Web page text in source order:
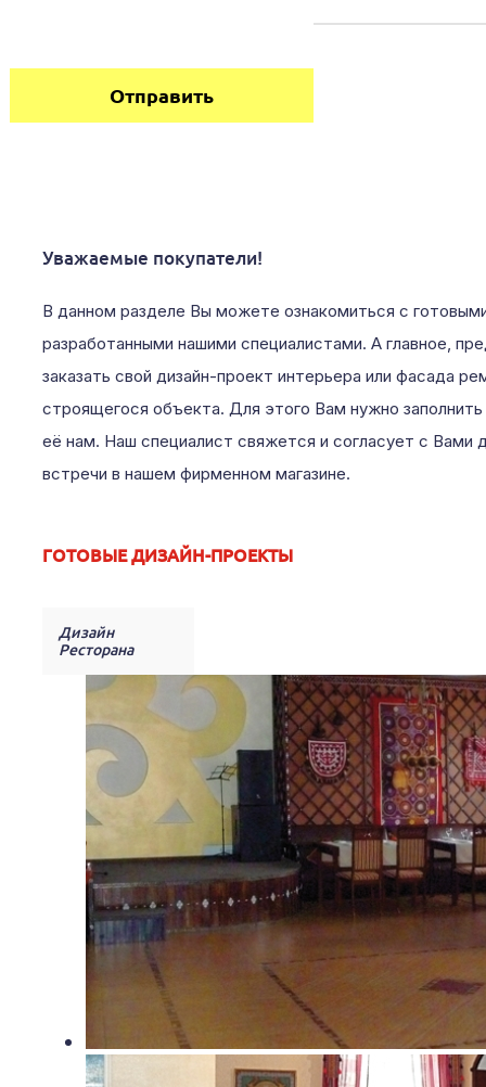
Отправить
Уважаемые покупатели!
В данном разделе Вы можете ознакомиться с
разработанными нашими специалистами. А главное,
заказать свой дизайн-проект интерьера или фасада
строящегося объекта. Для этого Вам нужно заполнить
её нам. Наш специалист свяжется и согласует с Вами
встречи в нашем фирменном магазине.
ГОТОВЫЕ ДИЗАЙН-ПРОЕКТЫ
Дизайн
Ресторана